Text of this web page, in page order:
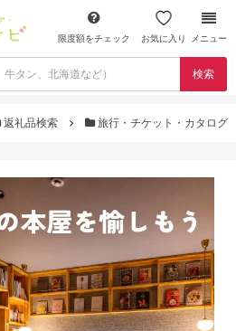
限度額をチェック お気に入り メニュー
検索
返礼品検索 旅行・チケット・カタログ